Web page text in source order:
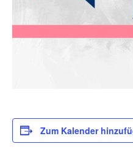
Zum Kalender